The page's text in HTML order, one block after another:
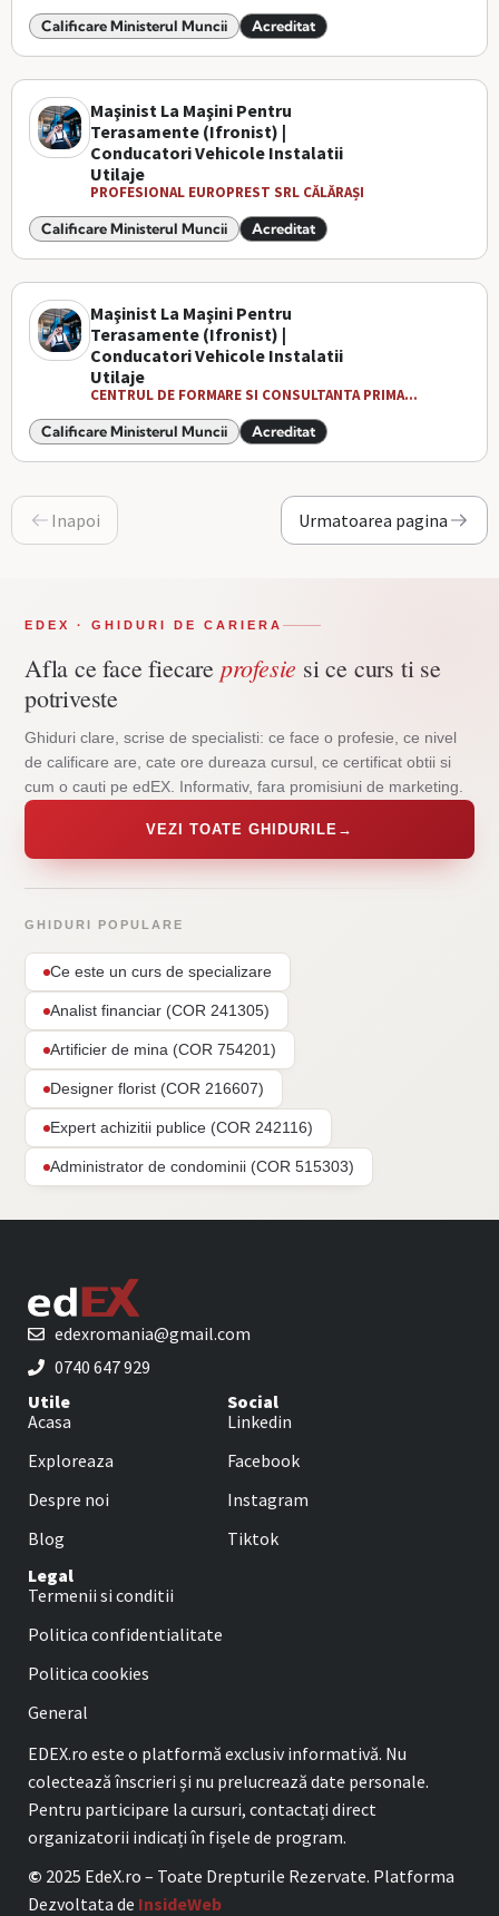
Calificare Ministerul Muncii Acreditat
Maşinist La Maşini Pentru
Terasamente (Ifronist) |
Conducatori Vehicole Instalatii
Utilaje
PROFESIONAL EUROPREST SRL CĂLĂRAȘI
Calificare Ministerul Muncii Acreditat
Maşinist La Maşini Pentru
Terasamente (Ifronist) |
Conducatori Vehicole Instalatii
Utilaje
CENTRUL DE FORMARE SI CONSULTANTA PRIMA...
Calificare Ministerul Muncii Acreditat
Inapoi Urmatoarea pagina
EDEX · GHIDURI DE CARIERA
Afla ce face fiecare profesie si ce curs ti se
potriveste
Ghiduri clare, scrise de specialisti: ce face o profesie, ce nivel
de calificare are, cate ore dureaza cursul, ce certificat obtii si
cum o cauti pe edEX. Informativ, fara promisiuni de marketing.
VEZI TOATE GHIDURILE →
GHIDURI POPULARE
Ce este un curs de specializare
Analist financiar (COR 241305)
Artificier de mina (COR 754201)
Designer florist (COR 216607)
Expert achizitii publice (COR 242116)
Administrator de condominii (COR 515303)
edexromania@gmail.com
0740 647 929
Utile
Acasa
Exploreaza
Despre noi
Blog
Social
Linkedin
Facebook
Instagram
Tiktok
Legal
Termenii si conditii
Politica confidentialitate
Politica cookies
General
EDEX.ro este o platformă exclusiv informativă. Nu
colectează înscrieri și nu prelucrează date personale.
Pentru participare la cursuri, contactați direct
organizatorii indicați în fișele de program.
© 2025 EdeX.ro – Toate Drepturile Rezervate. Platforma
Dezvoltata de InsideWeb